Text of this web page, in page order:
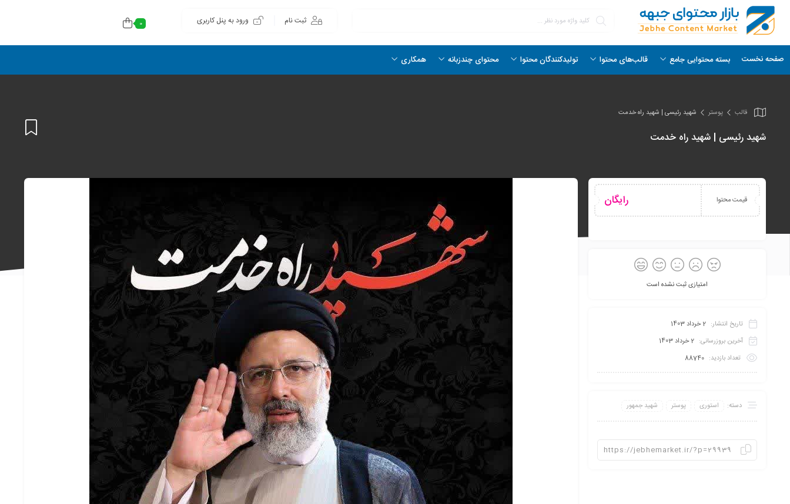
ثبت نام ورود به پنل کاربری 0
صفحه نخست بسته محتوایی جامع قالب‌های محتوا تولیدکنندگان محتوا محتوای چندزبانه همکاری
قالب پوستر شهید رئیسی | شهید راه خدمت
شهید رئیسی | شهید راه خدمت
قیمت محتوا رایگان
امتیازی ثبت نشده است
تاریخ انتشار: 2 خرداد 1403
آخرین بروزرسانی: 2 خرداد 1403
تعداد بازدید: 88740
دسته: استوری پوستر شهید جمهور